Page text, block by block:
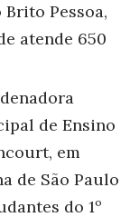
Pessoa,
atende 650
de Ensino
em
de São Paulo
do 1º